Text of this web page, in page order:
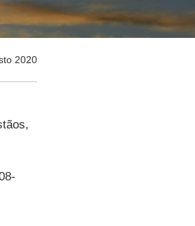
2020